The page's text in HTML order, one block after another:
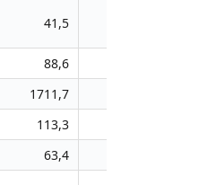
41,5
88,6
1711,7
113,3
63,4